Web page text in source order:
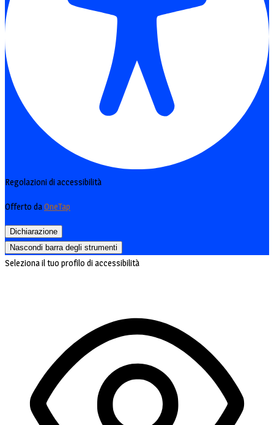
Regolazioni di accessibilità
Offerto daOneTap
Dichiarazione
Nascondi barra degli strumenti
Seleziona il tuo profilo di accessibilità